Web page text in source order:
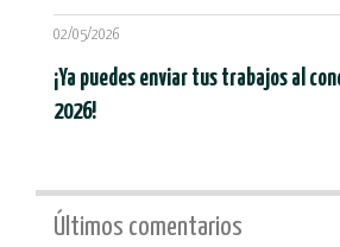
02/05/2026
¡Ya puedes enviar tus trabajos al
2026!
Últimos comentarios